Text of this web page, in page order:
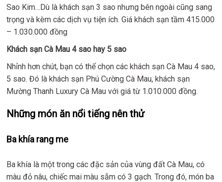
Sao Kim…Dù là khách sạn 3 sao nhưng bên ngoài cũng sang
trọng và kèm các dịch vụ tiện ích. Giá khách sạn tầm 415.000
– 1.030.000 đồng
Khách sạn Cà Mau 4 sao hay 5 sao
Nhỉnh hơn chút, bạn có thể chọn các khách sạn Cà Mau 4 sao,
5 sao. Đó là khách sạn Phú Cường Cà Mau, khách sạn
Mường Thanh Luxury Cà Mau với giá từ 1.010.000 đồng.
Những món ăn nổi tiếng nên thử
Ba khía rang me
Ba khía là một trong các đặc sản của vùng đất Cà Mau, có
màu đỏ nâu, chiếc mai màu sẫm có 3 gạch. Trong đó, món ba